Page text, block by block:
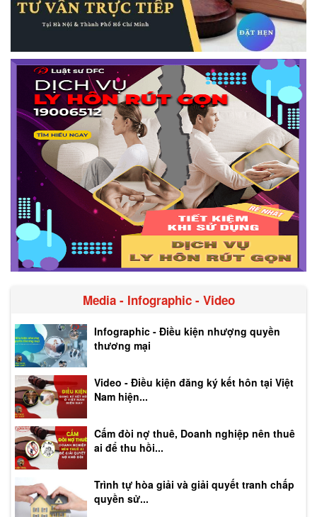
Media - Infographic - Video
Infographic - Điều kiện nhượng quyền
thương mại
Video - Điều kiện đăng ký kết hôn tại Việt
Nam hiện...
Cấm đòi nợ thuê, Doanh nghiệp nên thuê
ai để thu hồi...
Trình tự hòa giải và giải quyết tranh chấp
quyền sử...